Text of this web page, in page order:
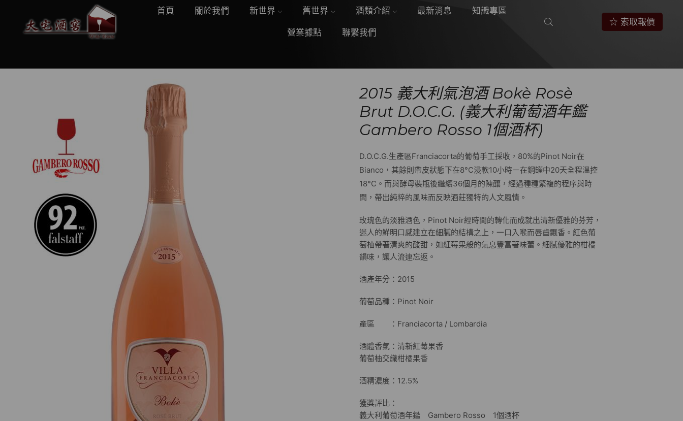
首頁 關於我們 新世界 舊世界 酒類介紹 最新消息 知識專區
營業據點 聯繫我們
☆ 索取報價
2015 義大利氣泡酒 Bokè Rosè
Brut D.O.C.G. (義大利葡萄酒年鑑
Gambero Rosso 1個酒杯)
D.O.C.G.生產區Franciacorta的葡萄手工採收，80%的Pinot Noir在
Bianco，其餘則帶皮狀態下在8°C浸軟10小時－在鋼罐中20天全程溫控
18°C。而與酵母裝瓶後繼續36個月的陳釀，經過種種繁複的程序與時
間，帶出純粹的風味而反映酒莊獨特的人文風情。
玫瑰色的淡雅酒色，Pinot Noir經時間的轉化而成就出清新優雅的芬芳，
迷人的鮮明口感建立在細膩的結構之上，一口入喉而唇齒飄香。紅色葡
萄柚帶著清爽的酸甜，如紅莓果般的氣息豐富著味蕾。細膩優雅的柑橘
韻味，讓人流連忘返。
酒產年分：2015
葡萄品種：Pinot Noir
產區 ：Franciacorta / Lombardia
酒體香氣：清新紅莓果香
葡萄柚交織柑橘果香
酒精濃度：12.5%
獲獎評比：
義大利葡萄酒年鑑 Gambero Rosso 1個酒杯